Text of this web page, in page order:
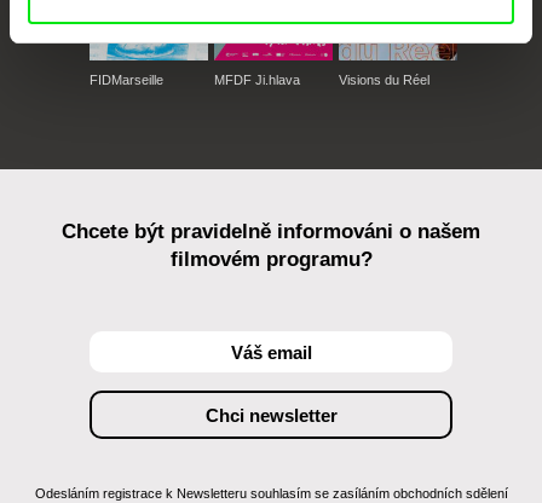
FIDMarseille MFDF Ji.hlava Visions du Réel
Chcete být pravidelně informováni o našem
filmovém programu?
Odesláním registrace k Newsletteru souhlasím se zasíláním obchodních sdělení